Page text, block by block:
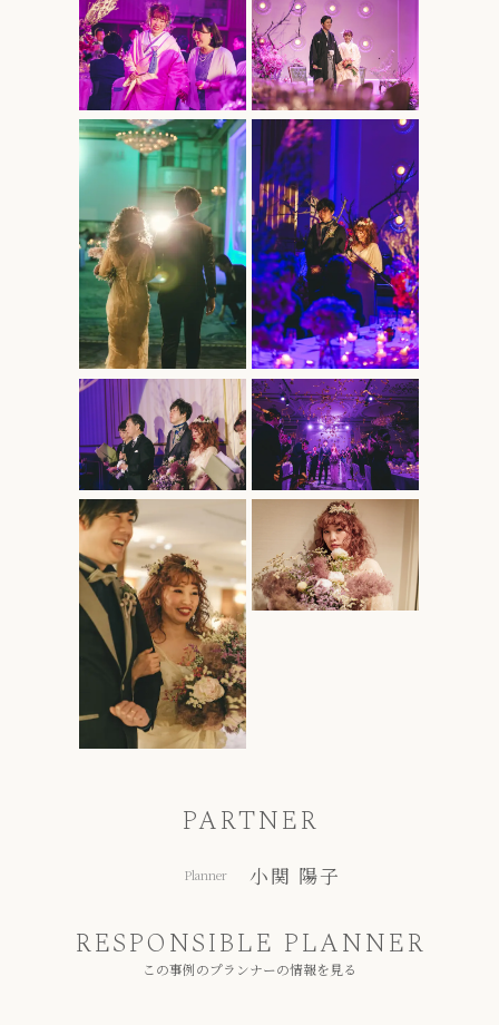
PARTNER
Planner 小関 陽子
RESPONSIBLE PLANNER
この事例のプランナーの情報を見る